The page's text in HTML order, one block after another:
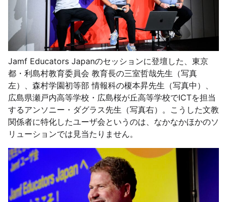
Jamf Educators Japanのセッションに登壇した、東京
都・利島村教育委員会 教育長の三室哲哉先生（写真
左）、森村学園初等部 情報科の榎本昇先生（写真中）、
広島県瀬戸内高等学校・広島桜が丘高等学校でICTを担当
するアンソニー・ダグラス先生（写真右）。こうした文教
関係者に特化したユーザ会というのは、なかなかほかのソ
リューションでは見当たりません。